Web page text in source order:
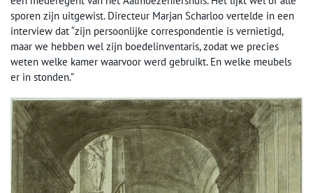
sporen zijn uitgewist. Directeur Marjan Scharloo vertelde in een
interview dat “zijn persoonlijke correspondentie is vernietigd,
maar we hebben wel zijn boedelinventaris, zodat we precies
weten welke kamer waarvoor werd gebruikt. En welke meubels
er in stonden.”